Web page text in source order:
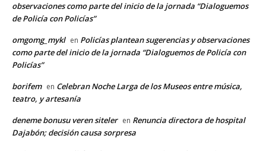
observaciones como parte del inicio de la jornada “Dialoguemos
de Policía con Policías”
omgomg_mykl en Policías plantean sugerencias y observaciones
como parte del inicio de la jornada “Dialoguemos de Policía con
Policías”
borifem en Celebran Noche Larga de los Museos entre música,
teatro, y artesanía
deneme bonusu veren siteler en Renuncia directora de hospital
Dajabón; decisión causa sorpresa